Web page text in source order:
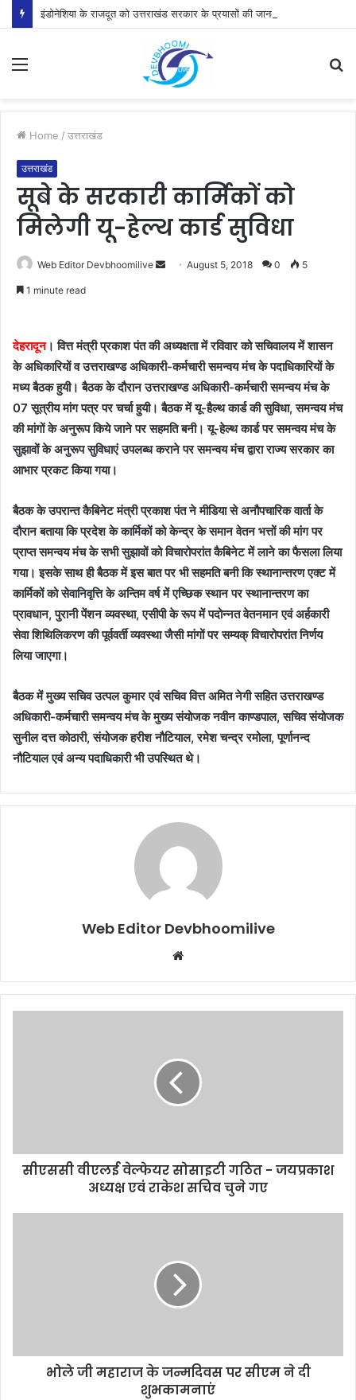
इंडोनेशिया के राजदूत को उत्तराखंड सरकार के प्रयासों की जानकारी दी
Menu
Home / उत्तराखंड
उत्तराखंड
सूबे के सरकारी कार्मिकों को
मिलेगी यू-हेल्थ कार्ड सुविधा
Web Editor Devbhoomilive
SendAugust 5, 2018 0 5
1 minute read
देहरादून। वित्त मंत्री प्रकाश पंत की अध्यक्षता में रविवार को सचिवालय में शासन
के अधिकारियों व उत्तराखण्ड अधिकारी-कर्मचारी समन्वय मंच के पदाधिकारियों के
मध्य बैठक हुयी। बैठक के दौरान उत्तराखण्ड अधिकारी-कर्मचारी समन्वय मंच के
07 सूत्रीय मांग पत्र पर चर्चा हुयी। बैठक में यू-हैल्थ कार्ड की सुविधा, समन्वय मंच
की मांगों के अनुरूप किये जाने पर सहमति बनी। यू-हेल्थ कार्ड पर समन्वय मंच के
सुझावों के अनुरूप सुविधाएं उपलब्ध कराने पर समन्वय मंच द्वारा राज्य सरकार का
आभार प्रकट किया गया।
बैठक के उपरान्त कैबिनेट मंत्री प्रकाश पंत ने मीडिया से अनौपचारिक वार्ता के
दौरान बताया कि प्रदेश के कार्मिकों को केन्द्र के समान वेतन भत्तों की मांग पर
प्राप्त समन्वय मंच के सभी सुझावों को विचारोपरांत कैबिनेट में लाने का फैसला लिया
गया। इसके साथ ही बैठक में इस बात पर भी सहमति बनी कि स्थानान्तरण एक्ट में
कार्मिकों को सेवानिवृत्ति के अन्तिम वर्ष में एच्छिक स्थान पर स्थानान्तरण का
प्रावधान, पुरानी पेंशन व्यवस्था, एसीपी के रूप में पदोन्नत वेतनमान एवं अर्हकारी
सेवा शिथिलिकरण की पूर्ववर्ती व्यवस्था जैसी मांगों पर सम्यक् विचारोपरांत निर्णय
लिया जाएगा।
बैठक में मुख्य सचिव उत्पल कुमार एवं सचिव वित्त अमित नेगी सहित उत्तराखण्ड
अधिकारी-कर्मचारी समन्वय मंच के मुख्य संयोजक नवीन काण्डपाल, सचिव संयोजक
सुनील दत्त कोठारी, संयोजक हरीश नौटियाल, रमेश चन्द्र रमोला, पूर्णानन्द
नौटियाल एवं अन्य पदाधिकारी भी उपस्थित थे।
Web Editor Devbhoomilive
Website
सीएससी वीएलई वेल्फेयर सोसाइटी गठित - जयप्रकाश
अध्यक्ष एवं राकेश सचिव चुने गए
भोले जी महाराज के जन्मदिवस पर सीएम ने दी
शुभकामनाएं